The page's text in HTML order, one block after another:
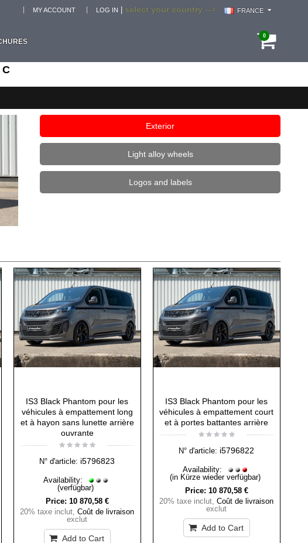
select your country --> FRANCE
MY ACCOUNT LOG IN
0
Exterior
Light alloy wheels
Logos and labels
IS3 Black Phantom pour les
véhicules à empattement long
et à hayon sans lunette arrière
ouvrante
N° d'article: i5796823
Availability:
(verfügbar)
Price: 10 870,58 €
20% taxe inclut ,Coût de livraison
exclut
Add to Cart
IS3 Black Phantom pour les
véhicules à empattement court
et à portes battantes arrière
N° d'article: i5796822
Availability:
(in Kürze wieder verfügbar)
Price: 10 870,58 €
20% taxe inclut ,Coût de livraison
exclut
Add to Cart